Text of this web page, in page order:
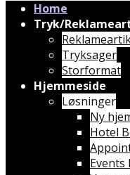
Home
Tryk/
Tryksager
Storformat
Hjemmeside
Løsninger
Ny
Hotel